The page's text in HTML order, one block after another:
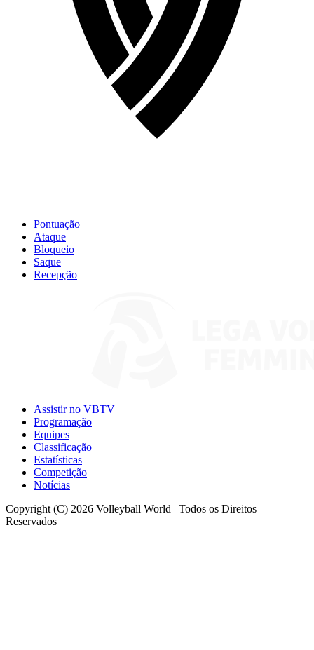
Pontuação
Ataque
Bloqueio
Saque
Recepção
Assistir no VBTV
Programação
Equipes
Classificação
Estatísticas
Competição
Notícias
Copyright (C) 2026 Volleyball World | Todos os Direitos
Reservados